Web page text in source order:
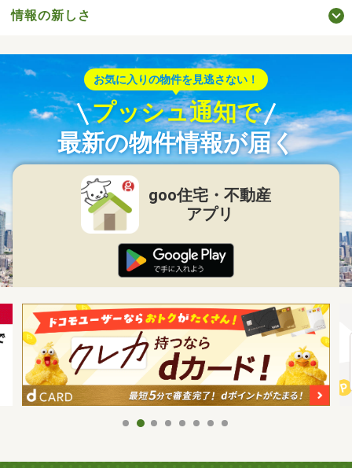
情報の新しさ
お気に入りの物件を見逃さない！
プッシュ通知で
最新の物件情報が届く
goo住宅・不動産
アプリ